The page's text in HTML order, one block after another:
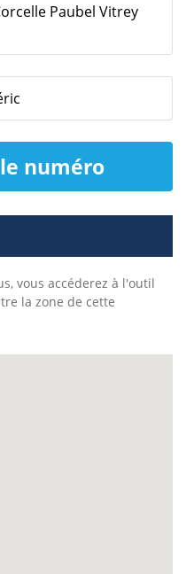
Paubel Vitrey
numéro
vous accéderez à l'outil
la zone de cette